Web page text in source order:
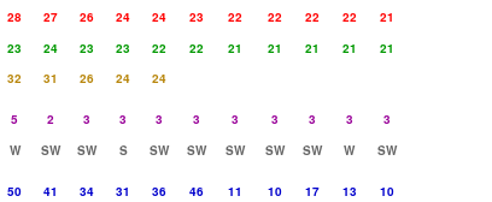
28 27 26 24 24 23 22 22 22 22
21
23 24 23 23 22 22 21 21 21 21
21
32 31 26 24
24
5 2 3 3 3 3 3 3 3 3
3
W SW SW S SW SW SW SW SW W
SW
50 41 34 31 36 46 11 10 17 13
10